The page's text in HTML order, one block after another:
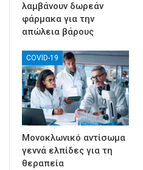
λαμβάνουν δωρεάν
φάρμακα για την
απώλεια βάρους
COVID-19
Μονοκλωνικό αντίσωμα
γεννά ελπίδες για τη
θεραπεία